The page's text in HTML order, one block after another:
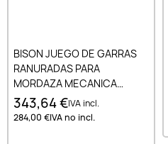
BISON JUEGO DE GARRAS
RANURADAS PARA
MORDAZA MECANICA
MODULAR DE ALTA
PRECISION TIPO 6620 200
343,64 €IVA incl.
284,00 €IVA no incl.